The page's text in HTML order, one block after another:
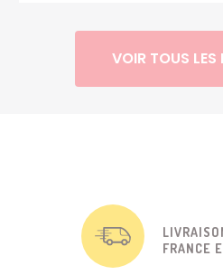
VOIR TOUS LES
FRANCE